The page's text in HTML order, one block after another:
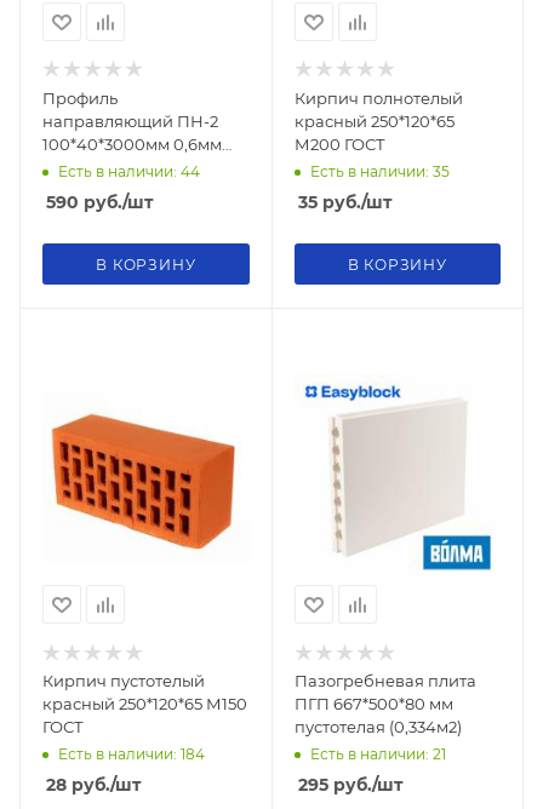
Профиль
направляющий ПН-2
100*40*3000мм 0,6мм
KNAUF
Есть в наличии: 44
590 руб./шт
В КОРЗИНУ
Кирпич полнотелый
красный 250*120*65
М200 ГОСТ
Есть в наличии: 35
35руб./шт
В КОРЗИНУ
Кирпич пустотелый
красный 250*120*65 М150
ГОСТ
Есть в наличии: 184
28 руб./шт
Пазогребневая плита
ПГП 667*500*80 мм
пустотелая (0,334м2)
Есть в наличии: 21
295руб./шт